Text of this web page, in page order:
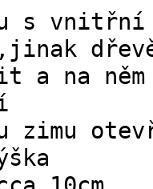
s
a na něm